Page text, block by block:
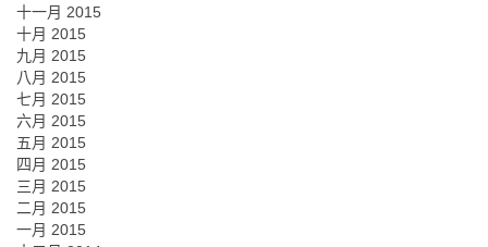
十一月 2015
十月 2015
九月 2015
八月 2015
七月 2015
六月 2015
五月 2015
四月 2015
三月 2015
二月 2015
一月 2015